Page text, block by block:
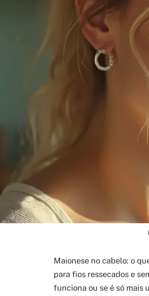
Maionese no cabelo: o
para fios ressecados e
funciona ou se é só mais